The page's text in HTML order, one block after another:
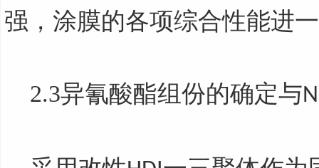
强，涂膜的各项综合性能进
2.3异氰酸酯组份的确定与